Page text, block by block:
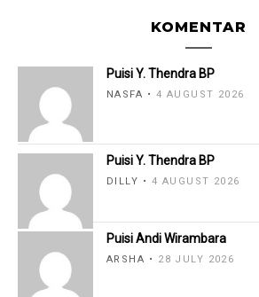
KOMENTAR
Puisi Y. Thendra BP
NASFA 4 AUGUST 2026
Puisi Y. Thendra BP
DILLY 4 AUGUST 2026
Puisi Andi Wirambara
ARSHA 28 JULY 2026